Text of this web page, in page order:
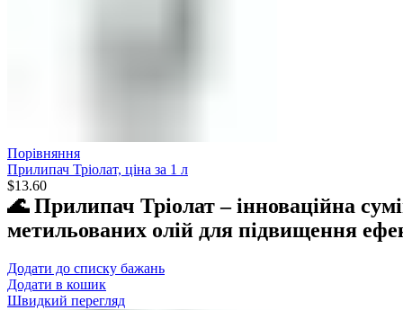
Порівняння
Прилипач Тріолат, ціна за 1 л
$13.60
🌊 Прилипач Тріолат – інноваційна
метильованих олій для підвищення
Додати до списку бажань
Додати в кошик
Швидкий перегляд